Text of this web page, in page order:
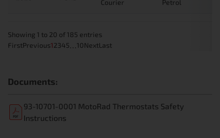
Courier
Petrol
Showing 1 to 20 of 185 entries
FirstPrevious12345…10NextLast
Documents:
93-10701-0001 MotoRad Thermostats Safety
Instructions